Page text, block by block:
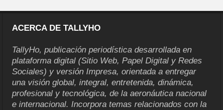
ACERCA DE TALLYHO
TallyHo, publicación periodística desarrollada en
plataforma digital (Sitio Web, Papel Digital y Redes
Sociales) y versión Impresa, orientada a entregar
una visión global, integral, entretenida, dinámica,
profesional y tecnológica, de la aeronáutica nacional
e internacional. Incorpora temas relacionados con la